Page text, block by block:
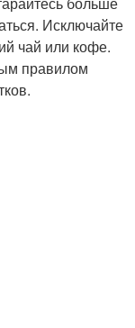
Исключайте
чай или кофе.
правилом